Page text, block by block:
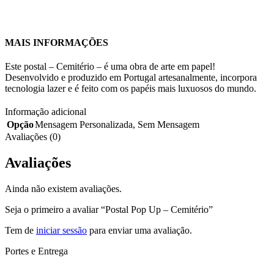
MAIS INFORMAÇÕES
Este postal – Cemitério – é uma obra de arte em papel!
Desenvolvido e produzido em Portugal artesanalmente, incorpora
tecnologia lazer e é feito com os papéis mais luxuosos do mundo.
Informação adicional
OpçãoMensagem Personalizada, Sem Mensagem
Avaliações (0)
Avaliações
Ainda não existem avaliações.
Seja o primeiro a avaliar “Postal Pop Up – Cemitério”
Tem de iniciar sessão para enviar uma avaliação.
Portes e Entrega